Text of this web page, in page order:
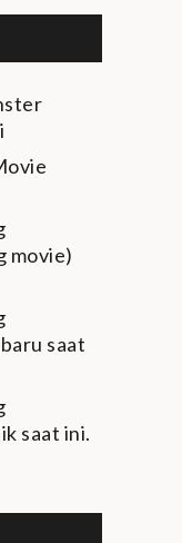
movie)
saat
saat ini.